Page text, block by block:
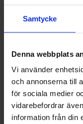
Samtycke
Denna webbplats
Vi använder
och annonserna till
för sociala medier
vidarebefordrar
information från din